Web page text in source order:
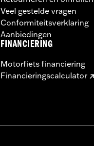
Veel gestelde vragen
Conformiteitsverklaring
Aanbiedingen
FINANCIERING
Motorfiets financiering
Financieringscalculator